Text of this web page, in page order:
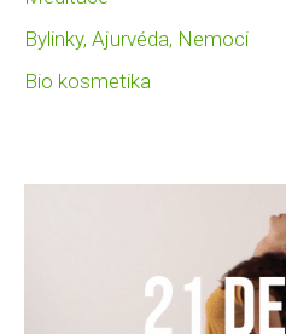
Bylinky, Ajurvéda, Nemoci
Bio kosmetika